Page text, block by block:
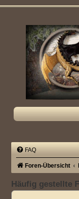
FAQ
Foren-Übersicht
Häufig gestellte